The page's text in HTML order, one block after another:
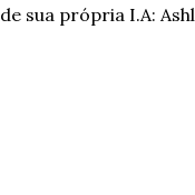
de sua própria I.A: